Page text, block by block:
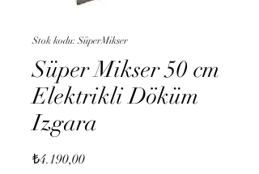
Stok kodu: SüperMikser
Süper Mikser 50 cm
Elektrikli Döküm
Izgara
₺4.190,00Fiyat